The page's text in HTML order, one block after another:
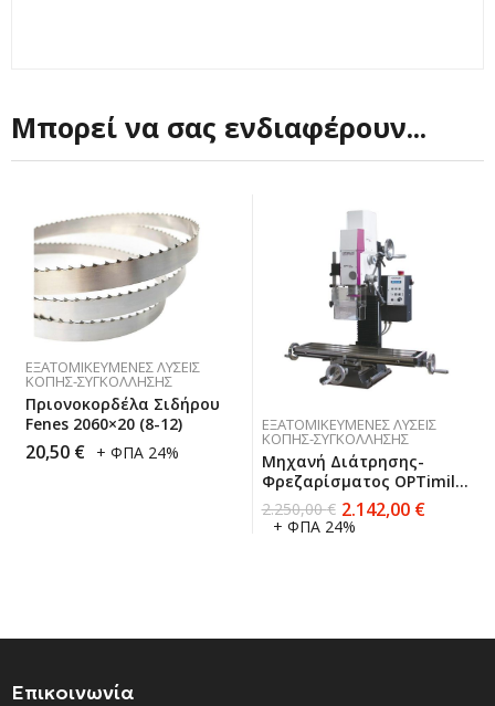
Μπορεί να σας ενδιαφέρουν...
ΕΞΑΤΟΜΙΚΕΥΜΈΝΕΣ ΛΎΣΕΙΣ
ΚΟΠΉΣ-ΣΥΓΚΌΛΛΗΣΗΣ
Πριονοκορδέλα Σιδήρου
Fenes 2060×20 (8-12)
20,50 € + ΦΠΑ 24%
ΕΞΑΤΟΜΙΚΕΥΜΈΝΕΣ ΛΎΣΕΙΣ
ΚΟΠΉΣ-ΣΥΓΚΌΛΛΗΣΗΣ
Μηχανή Διάτρησης-
Φρεζαρίσματος OPTimill
MH 22V
2.250,00€ 2.142,00 €
+ ΦΠΑ 24%
Επικοινωνία